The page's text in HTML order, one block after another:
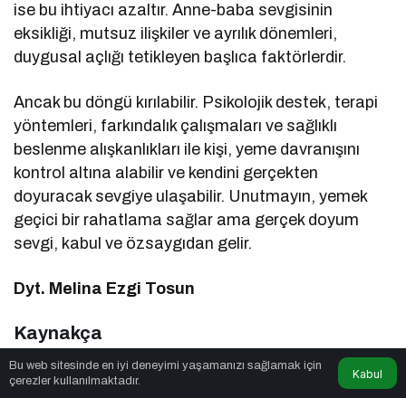
ise bu ihtiyacı azaltır. Anne-baba sevgisinin
eksikliği, mutsuz ilişkiler ve ayrılık dönemleri,
duygusal açlığı tetikleyen başlıca faktörlerdir.
Ancak bu döngü kırılabilir. Psikolojik destek, terapi
yöntemleri, farkındalık çalışmaları ve sağlıklı
beslenme alışkanlıkları ile kişi, yeme davranışını
kontrol altına alabilir ve kendini gerçekten
doyuracak sevgiye ulaşabilir. Unutmayın, yemek
geçici bir rahatlama sağlar ama gerçek doyum
sevgi, kabul ve özsaygıdan gelir.
Dyt. Melina Ezgi Tosun
Kaynakça
Macht, M. (2008). How emotions affect eating:
Bu web sitesinde en iyi deneyimi yaşamanızı sağlamak için
çerezler kullanılmaktadır.
Kabul